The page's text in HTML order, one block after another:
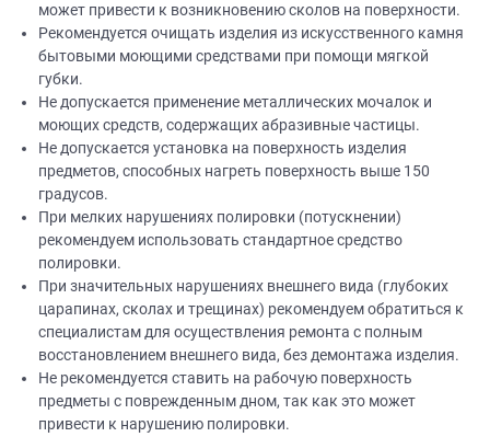
может привести к возникновению сколов на поверхности.
Рекомендуется очищать изделия из искусственного камня
бытовыми моющими средствами при помощи мягкой
губки.
Не допускается применение металлических мочалок и
моющих средств, содержащих абразивные частицы.
Не допускается установка на поверхность изделия
предметов, способных нагреть поверхность выше 150
градусов.
При мелких нарушениях полировки (потускнении)
рекомендуем использовать стандартное средство
полировки.
При значительных нарушениях внешнего вида (глубоких
царапинах, сколах и трещинах) рекомендуем обратиться к
специалистам для осуществления ремонта с полным
восстановлением внешнего вида, без демонтажа изделия.
Не рекомендуется ставить на рабочую поверхность
предметы с поврежденным дном, так как это может
привести к нарушению полировки.